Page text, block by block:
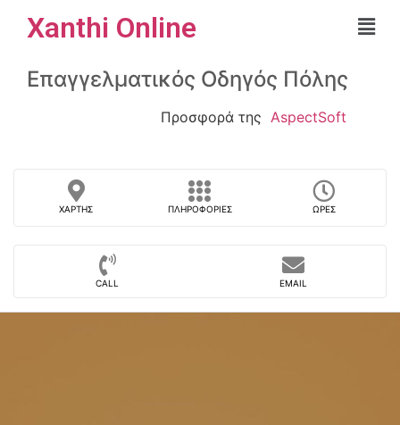
Xanthi Online
Επαγγελματικός Οδηγός Πόλης
Προσφορά της AspectSoft
ΧΆΡΤΗΣ ΠΛΗΡΟΦΟΡΊΕΣ ΏΡΕΣ
CALL EMAIL